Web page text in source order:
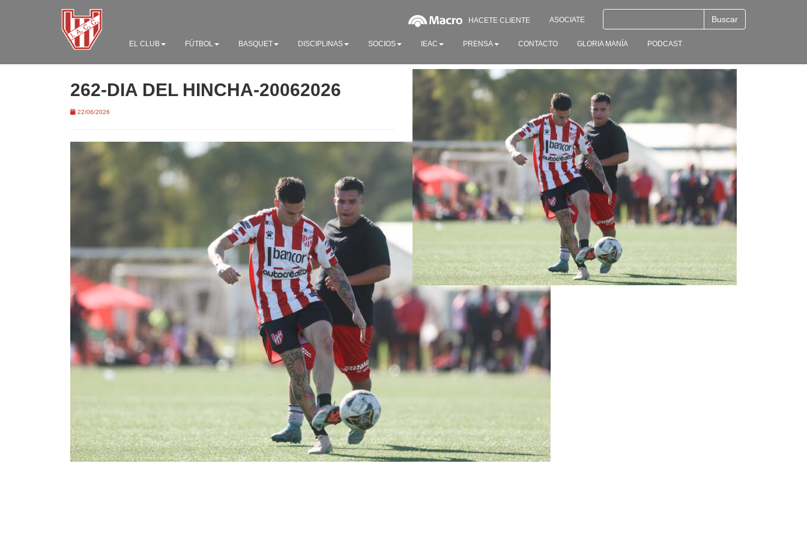
HACETE CLIENTE ASOCIATE
EL CLUB FÚTBOL BASQUET DISCIPLINAS SOCIOS IEAC PRENSA CONTACTO GLORIA MANÍA PODCAST
262-DIA DEL HINCHA-20062026
22/06/2026